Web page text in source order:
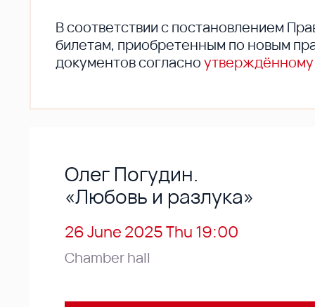
В соответствии с постановлением
билетам, приобретенным по новым
документов согласно
Олег Погудин.
«Любовь и разлука»
26 June 2025 Thu 19:00
Chamber hall